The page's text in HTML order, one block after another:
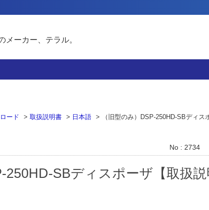
メーカー、テラル。
ード > 取扱説明書 > 日本語 >
（旧型のみ）DSP-250HD-SBディス
No : 2734
250HD-SBディスポーザ【取扱